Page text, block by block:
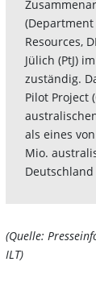
Resources,
Jülich (PtJ)
zuständig.
Pilot Project
als eines
Mio.
(Quelle:
ILT)